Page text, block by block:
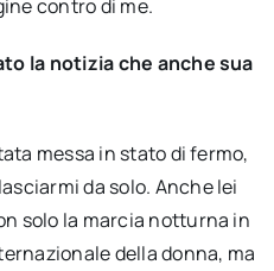
contro di me.
la notizia che anche sua
messa in stato di fermo,
da solo. Anche lei
solo la marcia notturna in
della donna, ma